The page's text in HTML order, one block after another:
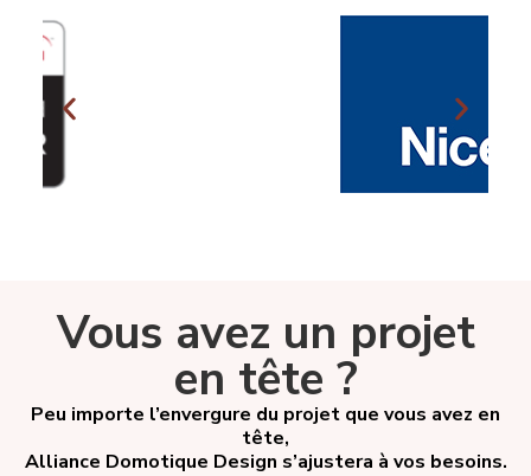
Vous avez un projet
en tête ?
Peu importe l’envergure du projet que vous avez en
tête,
Alliance Domotique Design s’ajustera à vos besoins.